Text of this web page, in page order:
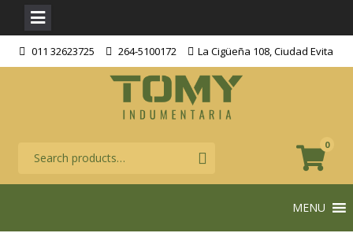
011 32623725 264-5100172 La Cigüeña 108, Ciudad Evita
0
MENU